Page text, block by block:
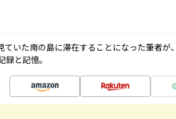
ていた南の島に滞在することになった筆者が
と記憶。